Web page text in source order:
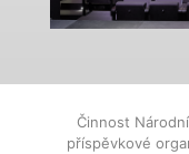
Činnost
příspěvkové